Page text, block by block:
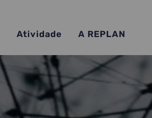
Atividade A REPLAN